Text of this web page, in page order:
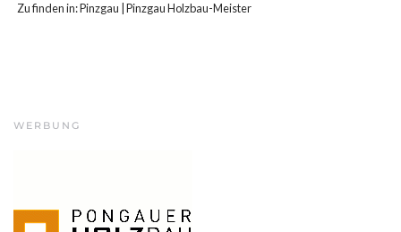
Zu finden in:Pinzgau Pinzgau Holzbau-Meister
WERBUNG